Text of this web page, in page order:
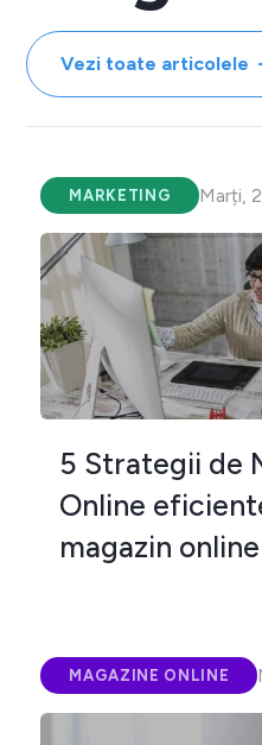
Vezi toate articolele
MARKETING Marți,
5 Strategii de
Online
magazin
MAGAZINE ONLINE